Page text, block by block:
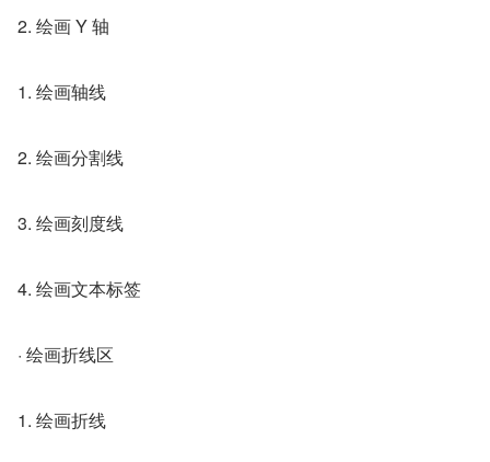
2. 绘画 Y 轴
1. 绘画轴线
2. 绘画分割线
3. 绘画刻度线
4. 绘画文本标签
· 绘画折线区
1. 绘画折线